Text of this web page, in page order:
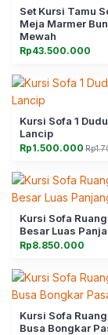
Set Kursi Tamu
Meja Marmer
Mewah
Rp43.500.000
Kursi Sofa 1
Lancip
Rp
Harga
adalah:
Rp1.700.000.
Rp1.500.000
Harga
ini
adalah:
Kursi Sofa
Besar Luas
Rp8.850.000
Kursi Sofa
Busa Bongkar